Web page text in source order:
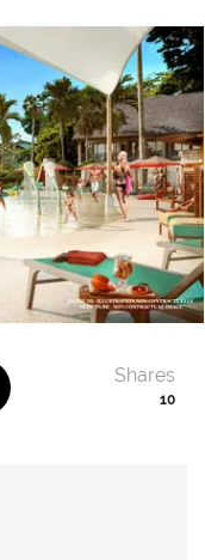
10
Shares